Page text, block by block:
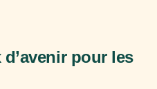
pour les